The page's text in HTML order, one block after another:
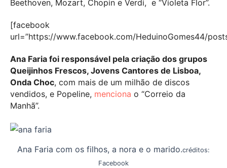
Beethoven, Mozart, Chopin e Verdi, e “Violeta Flor”.
[facebook
url=”https://www.facebook.com/HeduinoGomes44/
Ana Faria foi responsável pela criação dos grupos
Queijinhos Frescos, Jovens Cantores de Lisboa,
Onda Choc, com mais de um milhão de discos
vendidos, e Popeline, menciona o “Correio da
Manhã”.
Ana Faria com os filhos, a nora e o marido.créditos:
Facebook